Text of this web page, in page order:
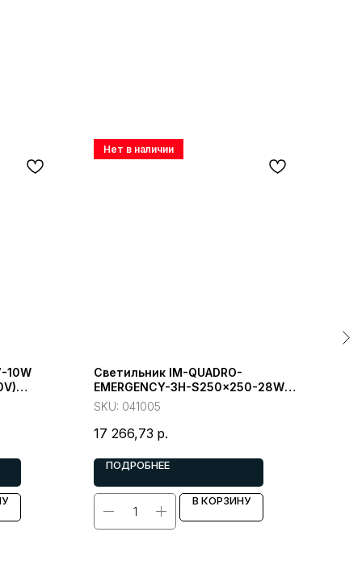
10W
Светильник IM-QUADRO-
EMERGENCY-3H-S250x250-28W
Day4000 (WH, 120 deg, 230V)
SKU: 041005
17 266,73 р.
ПОДРОБНЕЕ
В КОРЗИНУ